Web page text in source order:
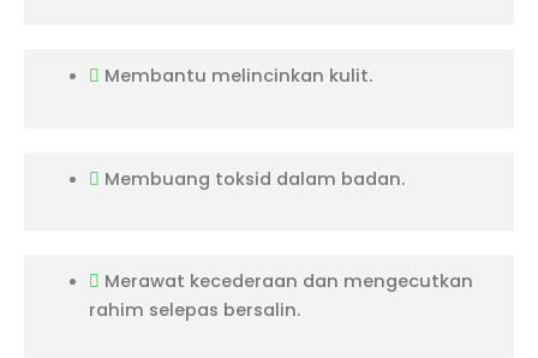
Membantu melincinkan kulit.
Membuang toksid dalam badan.
Merawat kecederaan dan mengecutkan
rahim selepas bersalin.